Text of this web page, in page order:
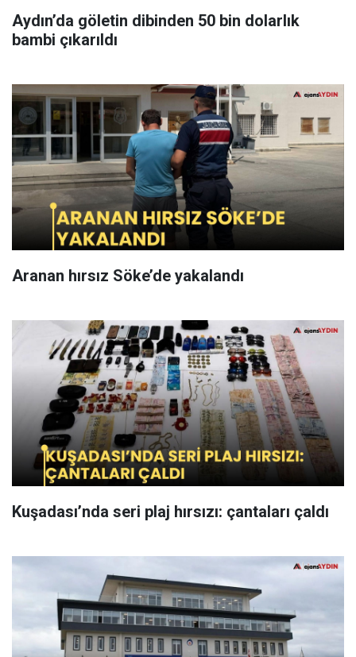
Aydın’da göletin dibinden 50 bin dolarlık
bambi çıkarıldı
Aranan hırsız Söke’de yakalandı
Kuşadası’nda seri plaj hırsızı: çantaları çaldı